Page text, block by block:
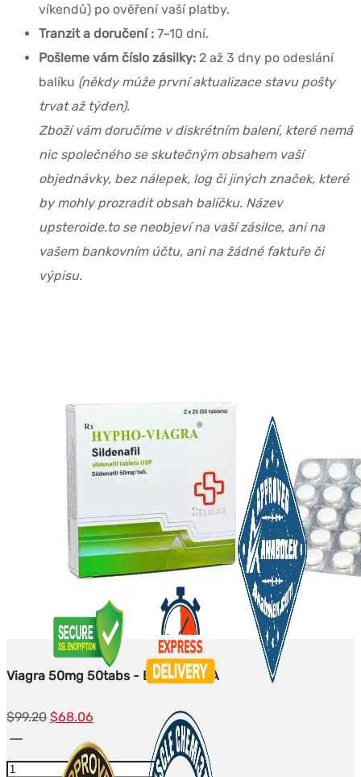
víkendů) po ověření vaší platby.
Tranzit a doručení : 7–10 dní.
Pošleme vám číslo zásilky: 2 až 3 dny po odeslání
balíku (někdy může první aktualizace stavu pošty
trvat až týden).
Zboží vám doručíme v diskrétním balení, které nemá
nic společného se skutečným obsahem vaší
objednávky, bez nálepek, log či jiných značek, které
by mohly prozradit obsah balíčku. Název
upsteroide.to se neobjeví na vaší zásilce, ani na
vašem bankovním účtu, ani na žádné faktuře či
výpisu.
Viagra 50mg 50tabs - Beligas-USA
$99.20 Původní
byla:
$68.06
cena
je:
Viagra